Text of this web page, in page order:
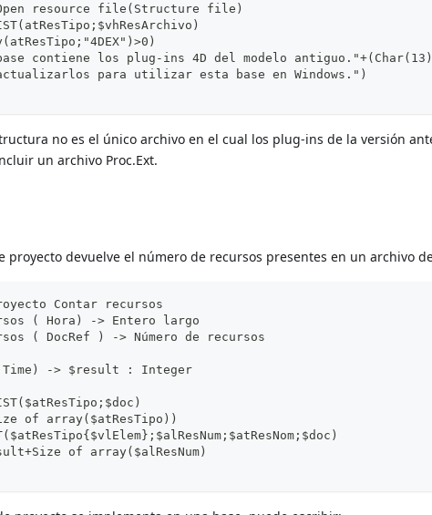
resource file(Structure file)
contiene los plug-ins 4D del modelo
para utilizar esta base en Windows.")
no es el único archivo en el cual los plug-ins de la versión
un archivo Proc.Ext.
proyecto devuelve el número de recursos presentes en un archivo
Contar recursos
( Hora) -> Entero largo
( DocRef ) -> Número de recursos
: Time) -> $result : Integer
of array($atResTipo))
of array($alResNum)